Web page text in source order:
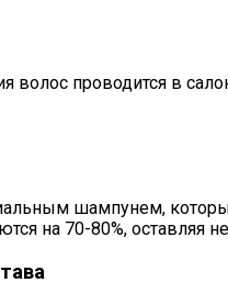
волос проводится в
шампунем,
на 70-80%, оставляя